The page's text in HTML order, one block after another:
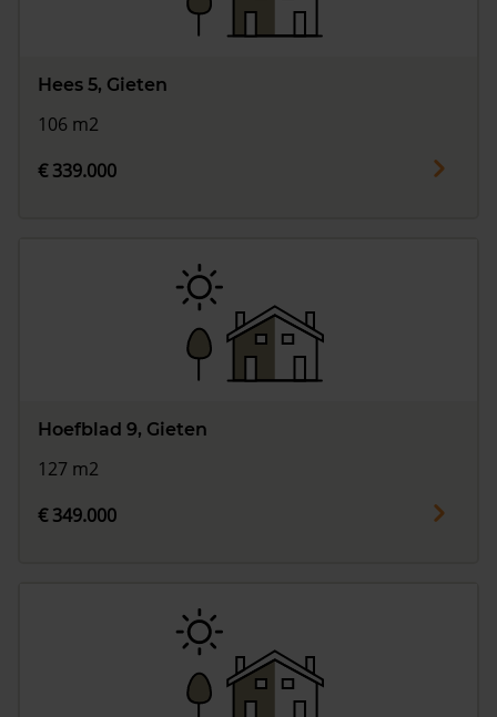
Hees 5, Gieten
106 m2
€ 339.000
Hoefblad 9, Gieten
127 m2
€ 349.000